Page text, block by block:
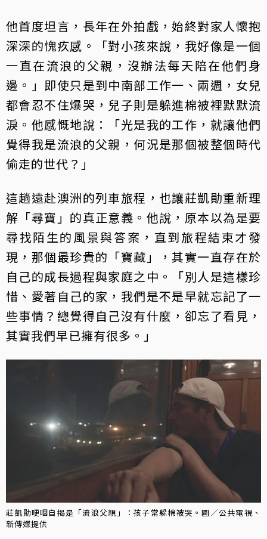
他首度坦言，長年在外拍戲，始終對家人懷抱
深深的愧疚感。「對小孩來說，我好像是一個
一直在流浪的父親，沒辦法每天陪在他們身
邊。」即使只是到中南部工作一、兩週，女兒
都會忍不住爆哭，兒子則是躲進棉被裡默默流
淚。他感慨地說：「光是我的工作，就讓他們
覺得我是流浪的父親，何況是那個被整個時代
偷走的世代？」
這趟遠赴澳洲的列車旅程，也讓莊凱勛重新理
解「尋寶」的真正意義。他說，原本以為是要
尋找陌生的風景與答案，直到旅程結束才發
現，那個最珍貴的「寶藏」，其實一直存在於
自己的成長過程與家庭之中。「別人是這樣珍
惜、愛著自己的家，我們是不是早就忘記了一
些事情？總覺得自己沒有什麼，卻忘了看見，
其實我們早已擁有很多。」
莊凱勛哽咽自揭是「流浪父親」：孩子常躲棉被哭。圖／公共電視、
新傳媒提供